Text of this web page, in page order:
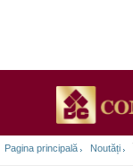
Pagina principală Noutăți